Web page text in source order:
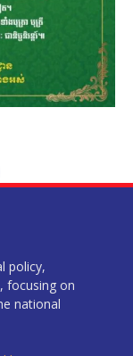
policy,
focusing on
national